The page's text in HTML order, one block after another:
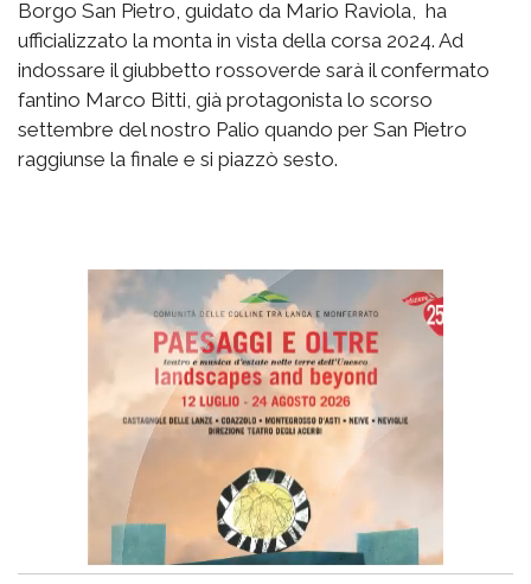
Borgo San Pietro, guidato da Mario Raviola, ha
ufficializzato la monta in vista della corsa 2024. Ad
indossare il giubbetto rossoverde sarà il confermato
fantino Marco Bitti, già protagonista lo scorso
settembre del nostro Palio quando per San Pietro
raggiunse la finale e si piazzò sesto.